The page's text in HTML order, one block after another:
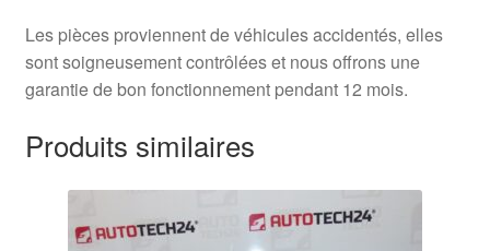
Les pièces proviennent de véhicules accidentés, elles
sont soigneusement contrôlées et nous offrons une
garantie de bon fonctionnement pendant 12 mois.
Produits similaires